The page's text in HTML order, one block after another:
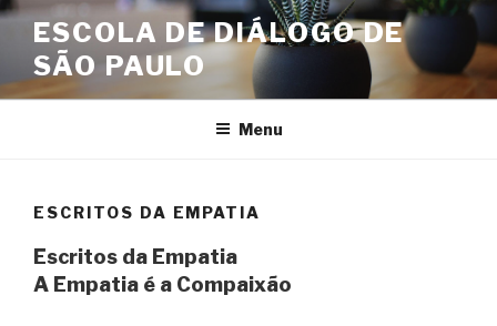
Skip
content
ESCOLA DE DIÁLOGO DE
SÃO PAULO
Menu
ESCRITOS DA EMPATIA
Escritos da Empatia
A Empatia é a Compaixão